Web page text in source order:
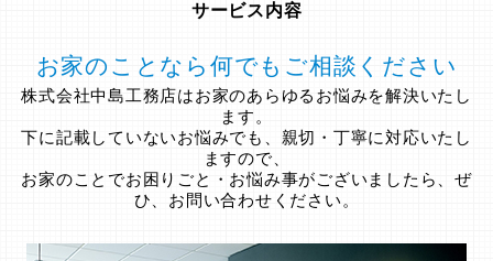
サービス内容
お家のことなら何でもご相談ください
株式会社中島工務店はお家のあらゆるお悩みを解決いたし
ます。
下に記載していないお悩みでも、親切・丁寧に対応いたし
ますので、
お家のことでお困りごと・お悩み事がございましたら、ぜ
ひ、お問い合わせください。